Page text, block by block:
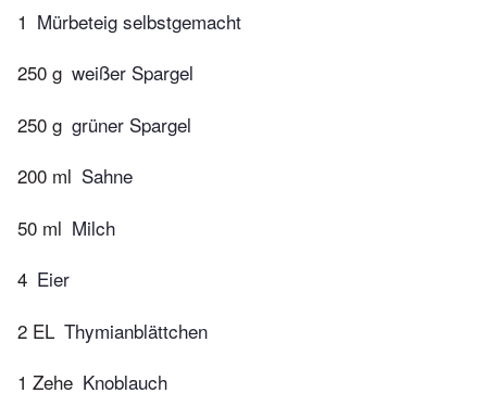
1 Mürbeteig selbstgemacht
250 g weißer Spargel
250 g grüner Spargel
200 ml Sahne
50 ml Milch
4 Eier
2 EL Thymianblättchen
1 Zehe Knoblauch